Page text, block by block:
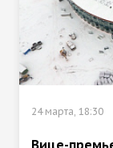
24 марта, 18:30